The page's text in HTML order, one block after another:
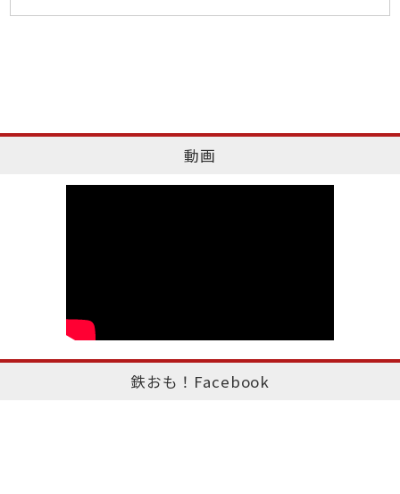
動画
鉄おも！Facebook